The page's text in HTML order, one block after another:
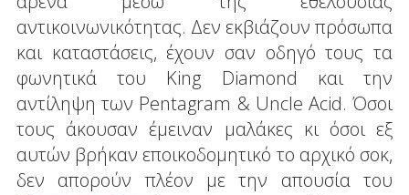
αντικοινωνικότητας. Δεν εκβιάζουν πρόσωπα
και καταστάσεις, έχουν σαν οδηγό τους τα
φωνητικά του King Diamond και την
αντίληψη των Pentagram & Uncle Acid. Όσοι
τους άκουσαν έμειναν μαλάκες κι όσοι εξ
αυτών βρήκαν εποικοδομητικό το αρχικό σοκ,
δεν απορούν πλέον με την απουσία του